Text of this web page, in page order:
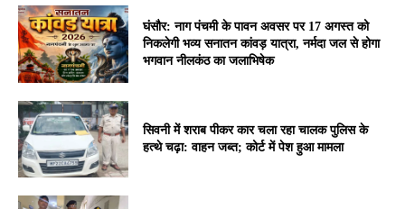
घंसौर: नाग पंचमी के पावन अवसर पर 17 अगस्त को
निकलेगी भव्य सनातन कांवड़ यात्रा, नर्मदा जल से होगा
भगवान नीलकंठ का जलाभिषेक
सिवनी में शराब पीकर कार चला रहा चालक पुलिस के
हत्थे चढ़ा: वाहन जब्त; कोर्ट में पेश हुआ मामला